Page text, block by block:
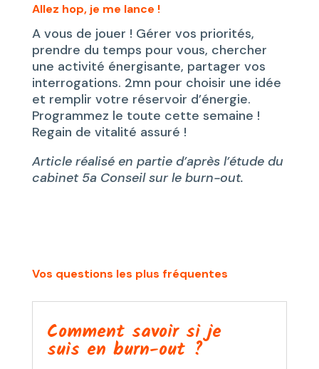
Allez hop, je me lance !
A vous de jouer ! Gérer vos priorités,
prendre du temps pour vous, chercher
une activité énergisante, partager vos
interrogations. 2mn pour choisir une idée
et remplir votre réservoir d’énergie.
Programmez le toute cette semaine !
Regain de vitalité assuré !
Article réalisé en partie d’après l’étude du
cabinet 5a Conseil sur le burn-out.
Vos questions les plus fréquentes
Comment savoir si je
suis en burn-out ?